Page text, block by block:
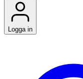
Logga in